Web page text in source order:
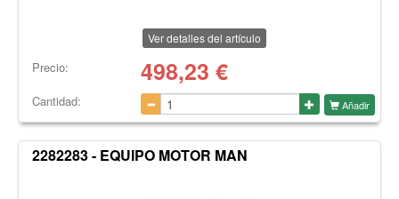
Ver detalles del artículo
Precio: 498,23 €
Cantidad: Añadir
2282283 - EQUIPO MOTOR MAN